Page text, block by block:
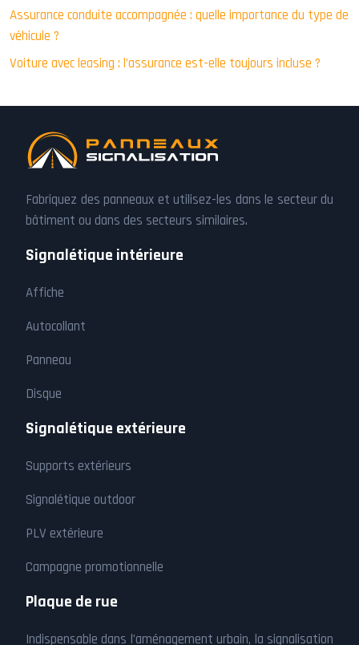
Assurance conduite accompagnée : quelle importance du type de
véhicule ?
Voiture avec leasing : l’assurance est-elle toujours incluse ?
Fabriquez des panneaux et utilisez-les dans le secteur du
bâtiment ou dans des secteurs similaires.
Signalétique intérieure
Affiche
Autocollant
Panneau
Disque
Signalétique extérieure
Supports extérieurs
Signalétique outdoor
PLV extérieure
Campagne promotionnelle
Plaque de rue
Indispensable dans l’aménagement urbain, la signalisation